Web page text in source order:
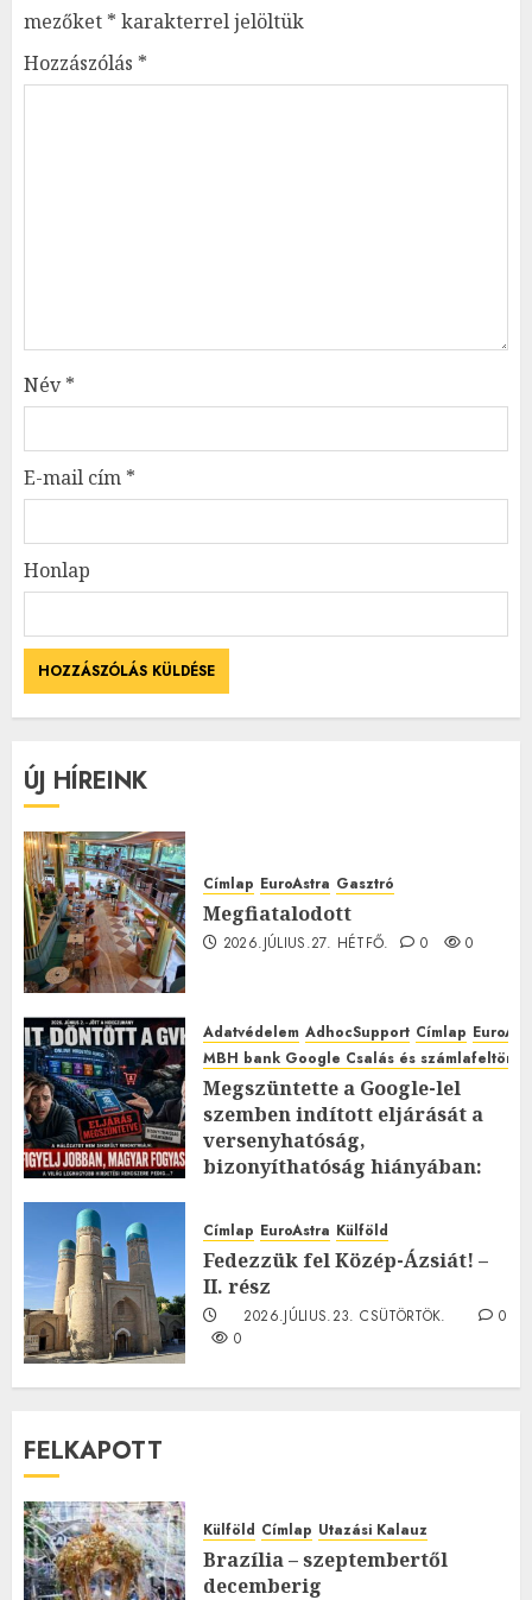
mezőket * karakterrel jelöltük
Hozzászólás *
Név*
E-mail cím *
Honlap
ÚJ HÍREINK
Címlap EuroAstra Gasztró
Megfiatalodott
2026.JÚLIUS.27. HÉTFŐ. 0 0
Adatvédelem AdhocSupport Címlap
MBH bank Google Csalás és
Megszüntette a Google-lel
szemben indított eljárását a
versenyhatóság,
bizonyíthatóság hiányában:
2026.JÚLIUS.23. CSÜTÖRTÖK.
0
Címlap EuroAstra Külföld
Fedezzük fel Közép-Ázsiát! –
II. rész
2026.JÚLIUS.23. CSÜTÖRTÖK.
0
0
FELKAPOTT
Külföld Címlap Utazási Kalauz
Brazília – szeptembertől
decemberig